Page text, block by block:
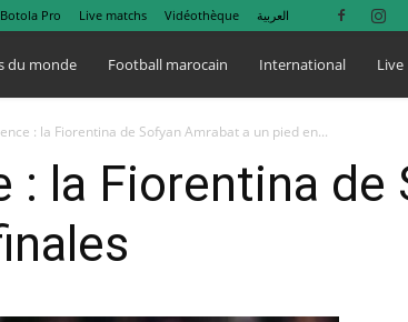
Botola Pro Live matchs Vidéothèque العربية
du monde Football marocain International Live
: la Fiorentina de Sofyan Amrabat a un pied en...
: la Fiorentina de